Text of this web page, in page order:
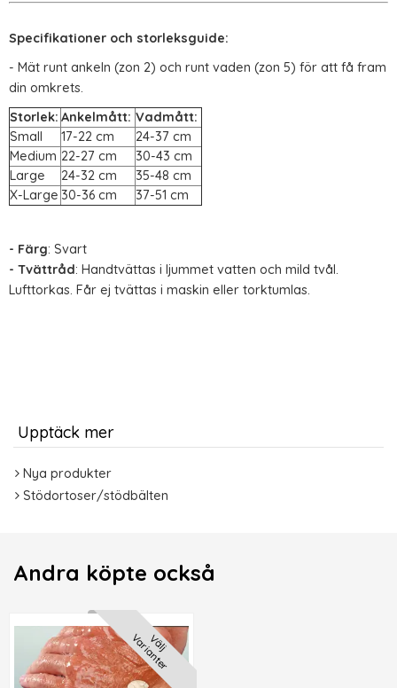
Specifikationer och storleksguide:
- Mät runt ankeln (zon 2) och runt vaden (zon 5) för att få fram
din omkrets.
Storlek: Ankelmått: Vadmått:
Small
17-22 cm
24-37 cm
Medium 22-27 cm
30-43 cm
Large
24-32 cm
35-48 cm
X-Large 30-36 cm 37-51 cm
- Färg: Svart
- Tvättråd: Handtvättas i ljummet vatten och mild tvål.
Lufttorkas. Får ej tvättas i maskin eller torktumlas.
Upptäck mer
Nya produkter
Stödortoser/stödbälten
Andra köpte också
Välj
Varianter